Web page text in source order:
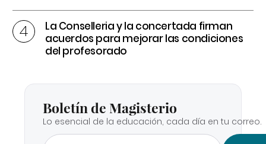
La Conselleria y la concertada firman
acuerdos para mejorar las condiciones
del profesorado
Boletín de Magisterio
Lo esencial de la educación, cada día en tu correo.